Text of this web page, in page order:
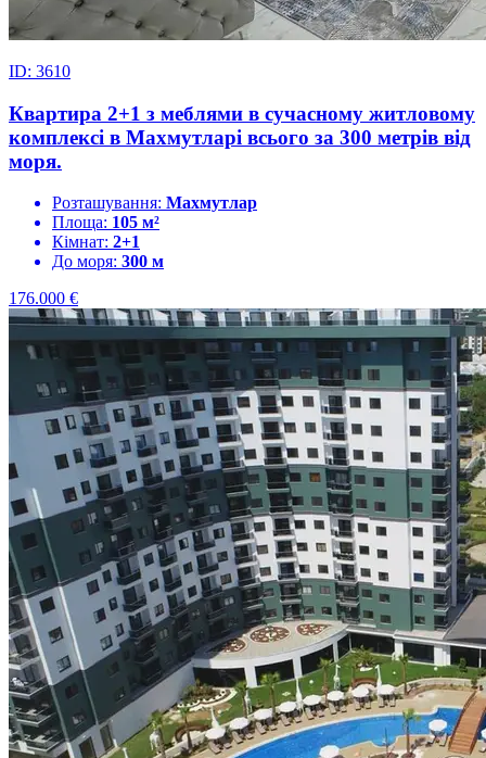
ID: 3610
Квартира 2+1 з меблями в сучасному житловому
комплексі в Махмутларі всього за 300 метрів від
моря.
Розташування: Махмутлар
Площа: 105 м²
Кімнат: 2+1
До моря: 300 м
176.000 €